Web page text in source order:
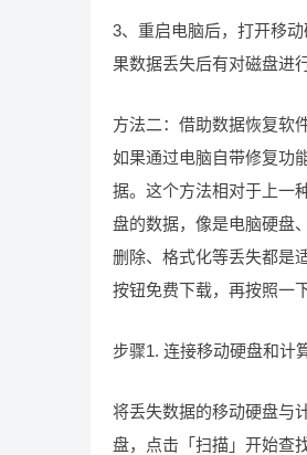
3、重启电脑后，打开移
果数据丢失后有对磁盘进
方法二：借助数据恢复软
如果通过电脑自带修复功
据。这个方法相对于上一
盘的数据，像是电脑硬盘
删除、格式化等丢失都是
按钮免费下载，再按照一
步骤1. 连接移动硬盘和计
将丢失数据的移动硬盘与
盘，点击「扫描」开始查